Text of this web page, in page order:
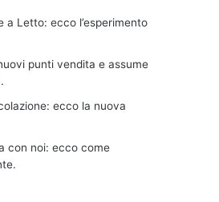
a Letto: ecco l’esperimento
punti vendita e assume
ecco la nuova
con noi: ecco come